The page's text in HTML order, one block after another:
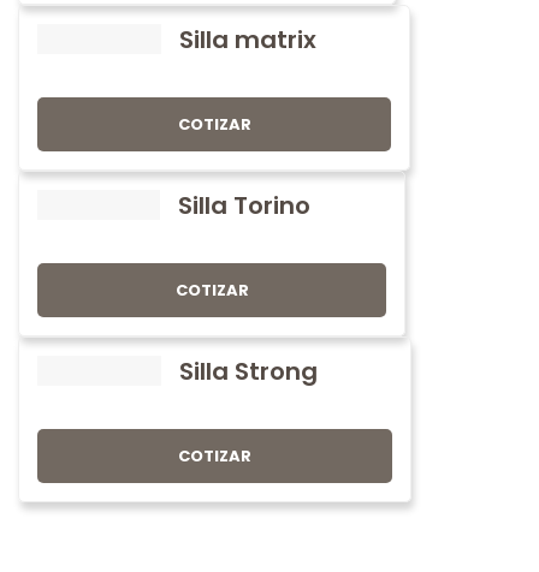
Silla matrix
COTIZAR
Silla Torino
COTIZAR
Silla Strong
COTIZAR